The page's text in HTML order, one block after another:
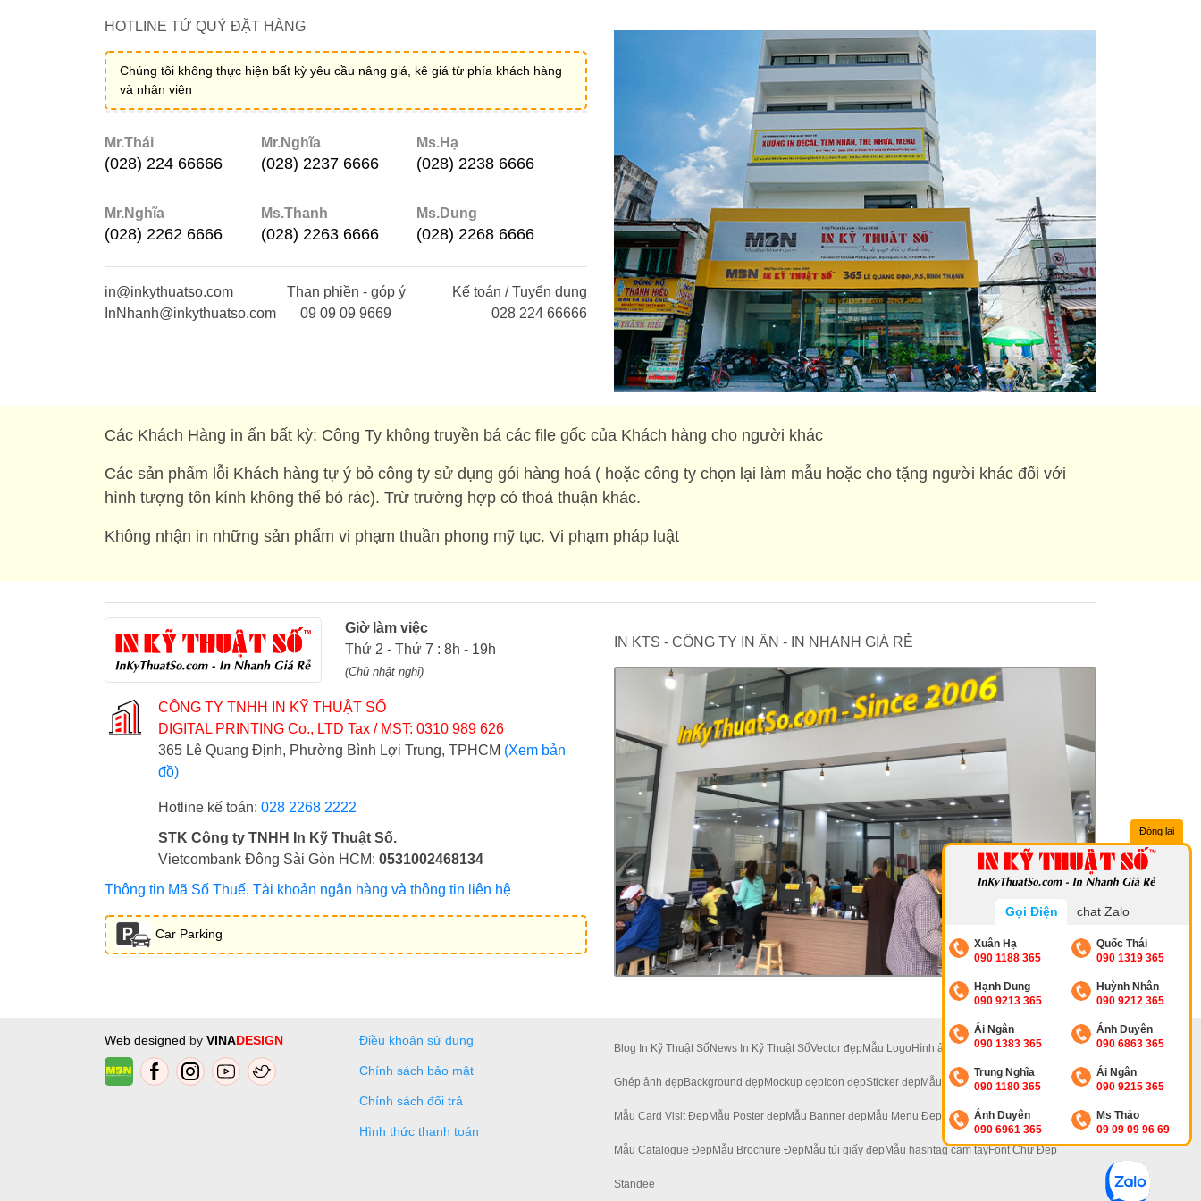
Đóng lại
Gọi Điện chat Zalo
Xuân Hạ
090 1188 365
Quốc Thái
090 1319 365
Hạnh Dung
090 9213 365
Huỳnh Nhân
090 9212 365
Ái Ngân
090 1383 365
Ánh Duyên
090 6863 365
Trung Nghĩa
090 1180 365
Ái Ngân
090 9215 365
Ánh Duyên
090 6961 365
Ms Thảo
09 09 09 96 69
HOTLINE TỨ QUÝ ĐẶT HÀNG
Chúng tôi không thực hiện bất kỳ yêu cầu nâng giá, kê giá từ phía khách hàng
và nhân viên
Mr.Thái
(028) 224 66666
Mr.Nghĩa
(028) 2237 6666
Ms.Hạ
(028) 2238 6666
Mr.Nghĩa
(028) 2262 6666
Ms.Thanh
(028) 2263 6666
Ms.Dung
(028) 2268 6666
in@inkythuatso.com
InNhanh@inkythuatso.com
Than phiền - góp ý
09 09 09 9669
Kế toán / Tuyển dụng
028 224 66666
Các Khách Hàng in ấn bất kỳ: Công Ty không truyền bá các file gốc của Khách hàng cho người khác
Các sản phẩm lỗi Khách hàng tự ý bỏ công ty sử dụng gói hàng hoá ( hoặc công ty chọn lại làm mẫu hoặc cho tặng người khác đối với
hình tượng tôn kính không thể bỏ rác). Trừ trường hợp có thoả thuận khác.
Không nhận in những sản phẩm vi phạm thuần phong mỹ tục. Vi phạm pháp luật
Giờ làm việc
Thứ 2 - Thứ 7 : 8h - 19h
(Chủ nhật nghỉ)
CÔNG TY TNHH IN KỸ THUẬT SỐ
DIGITAL PRINTING Co., LTD Tax / MST: 0310 989 626
365 Lê Quang Định, Phường Bình Lợi Trung, TPHCM (Xem bản
đồ)
Hotline kế toán: 028 2268 2222
STK Công ty TNHH In Kỹ Thuật Số.
Vietcombank Đông Sài Gòn HCM: 0531002468134
Thông tin Mã Số Thuế, Tài khoản ngân hàng và thông tin liên hệ
Car Parking
IN KTS - CÔNG TY IN ẤN - IN NHANH GIÁ RẺ
Web designed by VINADESIGN Điều khoản sử dụng
Chính sách bảo mật
Chính sách đổi trả
Hình thức thanh toán
Blog In Kỹ Thuật SốNews In Kỹ Thuật SốVector đẹpMẫu LogoHình ảnh đẹpẢnh 4KẢnh Hoa
Ghép ảnh đẹpBackground đẹpMockup đẹpIcon đẹpSticker đẹpMẫu Standee Đẹp
Mẫu Card Visit ĐẹpMẫu Poster đẹpMẫu Banner đẹpMẫu Menu Đẹp Mẫu Tờ Rơi Đẹp
Mẫu Catalogue ĐẹpMẫu Brochure ĐẹpMẫu túi giấy đẹpMẫu hashtag cầm tayFont Chữ Đẹp
Standee